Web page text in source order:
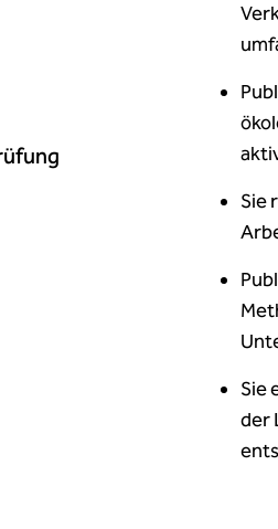
Sie
Sie
der